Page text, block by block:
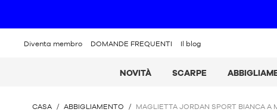
Diventa membro DOMANDE FREQUENTI Il blog
NOVITÀ SCARPE
SEI
CASA / ABBIGLIAMENTO / MAGLIETTA JORDAN SPORT BIANCA A